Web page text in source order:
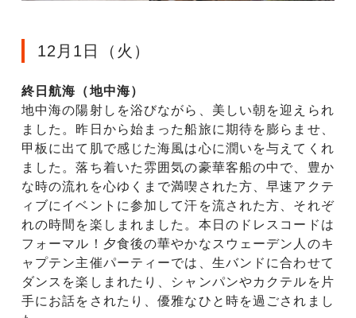
12月1日（火）
終日航海（地中海）
地中海の陽射しを浴びながら、美しい朝を迎えられ
ました。昨日から始まった船旅に期待を膨らませ、
甲板に出て肌で感じた海風は心に潤いを与えてくれ
ました。落ち着いた雰囲気の豪華客船の中で、豊か
な時の流れを心ゆくまで満喫された方、早速アクテ
ィブにイベントに参加して汗を流された方、それぞ
れの時間を楽しまれました。本日のドレスコードは
フォーマル！夕食後の華やかなスウェーデン人のキ
ャプテン主催パーティーでは、生バンドに合わせて
ダンスを楽しまれたり、シャンパンやカクテルを片
手にお話をされたり、優雅なひと時を過ごされまし